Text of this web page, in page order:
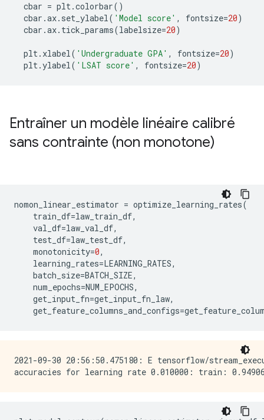
cbar = plt.colorbar()
cbar .ax. set_ylabel( 'Model score' , fontsize=20)
cbar .ax. tick_params(labelsize=20)
plt. xlabel( 'Undergraduate GPA' , fontsize=20)
plt.ylabel( 'LSAT score' , fontsize=20)
Entraîner un modèle linéaire calibré
sans contrainte (non monotone)
nomon_linear_estimator = optimize_learning_rates(
train_df=law_train_df,
val_df=law_val_df,
test_df=law_test_df,
monotonicity=0,
learning_rates=LEARNING_RATES,
batch_size=BATCH_SIZE,
num_epochs=NUM_EPOCHS,
get_input_fn=get_input_fn_law,
get_feature_columns_and_configs=
2021-09-30 20:56:50.475180: E tensorflow/